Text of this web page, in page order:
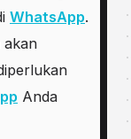
WhatsApp.
akan
Anda